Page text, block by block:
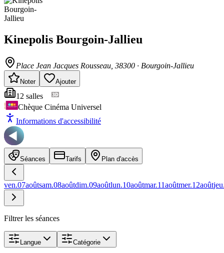
Kinepolis Bourgoin-Jallieu
Place Jean Jacques Rousseau , 38300 · Bourgoin-Jallieu
Noter Ajouter
12 salles
Chèque Cinéma Universel
Informations d'accessibilité
Séances Tarifs Plan d'accès
ven.07aoûtsam.08aoûtdim.09aoûtlun.10aoûtmar.11aoûtmer.12août
Filtrer les séances
Langue Catégorie